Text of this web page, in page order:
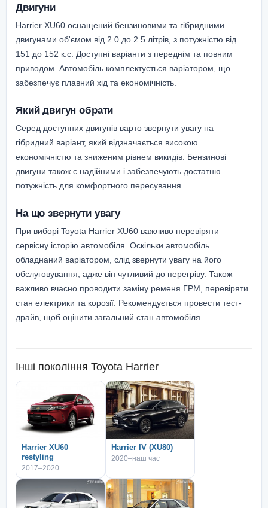
Двигуни
Harrier XU60 оснащений бензиновими та гібридними
двигунами об'ємом від 2.0 до 2.5 літрів, з потужністю від
151 до 152 к.с. Доступні варіанти з переднім та повним
приводом. Автомобіль комплектується варіатором, що
забезпечує плавний хід та економічність.
Який двигун обрати
Серед доступних двигунів варто звернути увагу на
гібридний варіант, який відзначається високою
економічністю та зниженим рівнем викидів. Бензинові
двигуни також є надійними і забезпечують достатню
потужність для комфортного пересування.
На що звернути увагу
При виборі Toyota Harrier XU60 важливо перевіряти
сервісну історію автомобіля. Оскільки автомобіль
обладнаний варіатором, слід звернути увагу на його
обслуговування, адже він чутливий до перегріву. Також
важливо вчасно проводити заміну ременя ГРМ, перевіряти
стан електрики та корозії. Рекомендується провести тест-
драйв, щоб оцінити загальний стан автомобіля.
Інші покоління Toyota Harrier
Harrier XU60
restyling
2017–2020
Harrier IV (XU80)
2020–наш час